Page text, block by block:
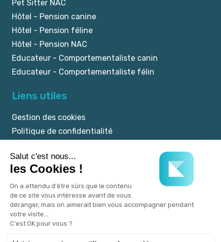
Pet Sitter NAC
Hôtel - Pension canine
Hôtel - Pension féline
Hôtel - Pension NAC
Educateur - Comportementaliste canin
Educateur - Comportementaliste félin
Liens utiles
Gestion des cookies
Politique de confidentialité
CGU